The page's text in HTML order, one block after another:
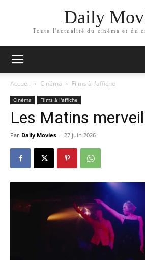
Daily
Toute l'actualité du cinéma et du
Accueil Cinéma Films à l'affiche
Cinéma Films à l'affiche
Les Matins
Par Daily Movies - 27 juin 2026